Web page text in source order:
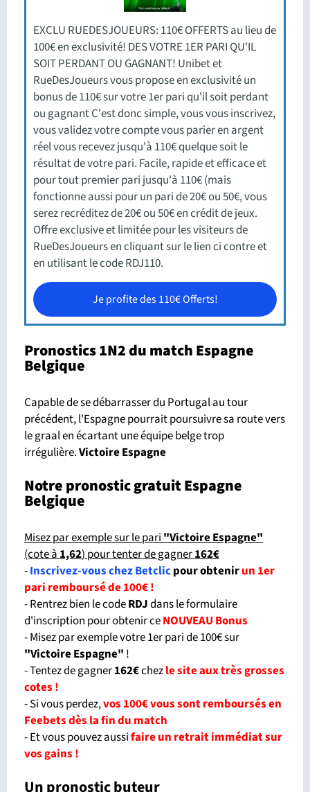
EXCLU RUEDESJOUEURS: 110€ OFFERTS au lieu de
100€ en exclusivité! DES VOTRE 1ER PARI QU'IL
SOIT PERDANT OU GAGNANT! Unibet et
RueDesJoueurs vous propose en exclusivité un
bonus de 110€ sur votre 1er pari qu'il soit perdant
ou gagnant C'est donc simple, vous vous inscrivez,
vous validez votre compte vous parier en argent
réel vous recevez jusqu'à 110€ quelque soit le
résultat de votre pari. Facile, rapide et efficace et
pour tout premier pari jusqu'à 110€ (mais
fonctionne aussi pour un pari de 20€ ou 50€, vous
serez recréditez de 20€ ou 50€ en crédit de jeux.
Offre exclusive et limitée pour les visiteurs de
RueDesJoueurs en cliquant sur le lien ci contre et
en utilisant le code RDJ110.
Je profite des 110€ Offerts!
Pronostics 1N2 du match Espagne
Belgique
Capable de se débarrasser du Portugal au tour
précédent, l'Espagne pourrait poursuivre sa route vers
le graal en écartant une équipe belge trop
irrégulière.Victoire Espagne
Notre pronostic gratuit Espagne
Belgique
Misez par exemple sur le pari"Victoire Espagne"
(cote à1,62) pour tenter de gagner162€
-Inscrivez-vous chez Betclicpour obtenirun 1er
pari remboursé de 100€ !
- Rentrez bien le codeRDJdans le formulaire
d'inscription pour obtenir ceNOUVEAU Bonus
- Misez par exemple votre 1er pari de 100€ sur
"Victoire Espagne" !
- Tentez de gagner162€chezle site aux très grosses
cotes !
- Si vous perdez,vos 100€ vous sont remboursés en
Feebets dès la fin du match
- Et vous pouvez aussifaire un retrait immédiat sur
vos gains !
Un pronostic buteur